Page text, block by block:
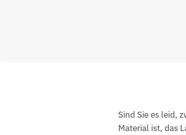
Sind Sie es leid,
Material ist, das